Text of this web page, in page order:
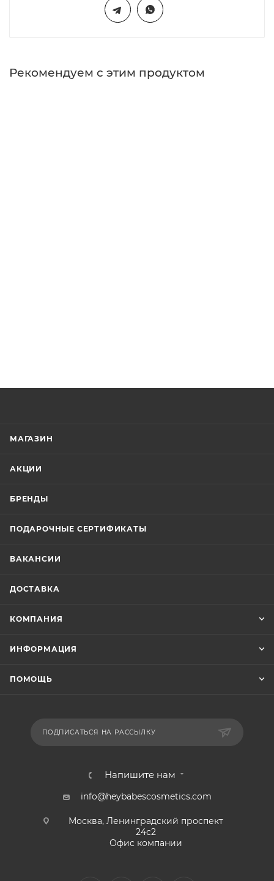
Рекомендуем с этим продуктом
МАГАЗИН
АКЦИИ
БРЕНДЫ
ПОДАРОЧНЫЕ СЕРТИФИКАТЫ
ВАКАНСИИ
ДОСТАВКА
КОМПАНИЯ
ИНФОРМАЦИЯ
ПОМОЩЬ
ПОДПИСАТЬСЯ НА РАССЫЛКУ
Напишите нам
info@heybabescosmetics.com
Москва, Ленинградский проспект
24с2
Офис компании